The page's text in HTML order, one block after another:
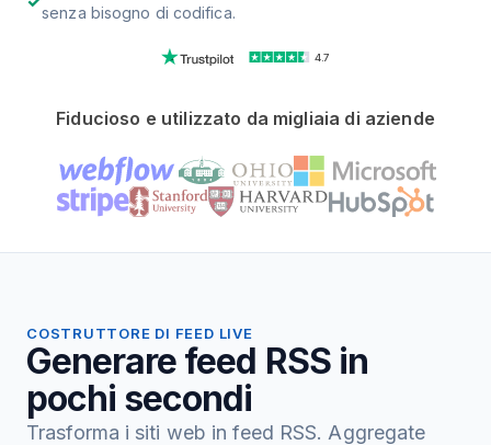
senza bisogno di codifica.
4.7
Fiducioso e utilizzato da migliaia di aziende
COSTRUTTORE DI FEED LIVE
Generare feed RSS in
pochi secondi
Trasforma i siti web in feed RSS. Aggregate